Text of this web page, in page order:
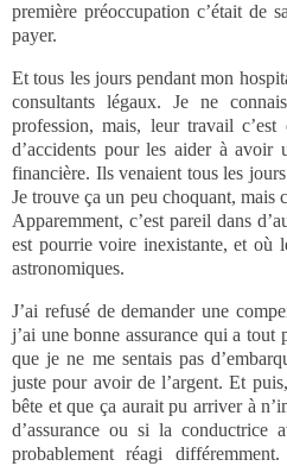
première préoccupation c’était de
payer.
Et tous les jours pendant mon
consultants légaux. Je ne
profession, mais, leur travail
d’accidents pour les aider à avoir
financière. Ils venaient tous les
Je trouve ça un peu choquant, mais
Apparemment, c’est pareil dans
est pourrie voire inexistante, et où
astronomiques.
J’ai refusé de demander une
j’ai une bonne assurance qui a tout
que je ne me sentais pas
juste pour avoir de l’argent. Et
bête et que ça aurait pu arriver à
d’assurance ou si la conductrice
probablement réagi